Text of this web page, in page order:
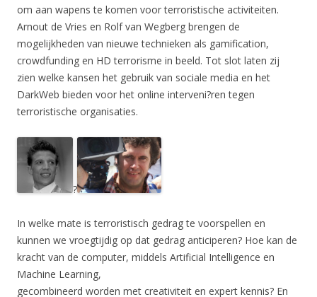
om aan wapens te komen voor terroristische activiteiten.
Arnout de Vries en Rolf van Wegberg brengen de
mogelijkheden van nieuwe technieken als gamification,
crowdfunding en HD terrorisme in beeld. Tot slot laten zij
zien welke kansen het gebruik van sociale media en het
DarkWeb bieden voor het online interveni?ren tegen
terroristische organisaties.
?
In welke mate is terroristisch gedrag te voorspellen en
kunnen we vroegtijdig op dat gedrag anticiperen? Hoe kan de
kracht van de computer, middels Artificial Intelligence en
Machine Learning,
gecombineerd worden met creativiteit en expert kennis? En